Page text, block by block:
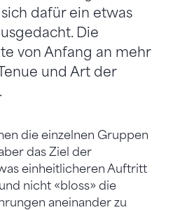
dafür ein etwas
Die
von Anfang an mehr
und Art der
die einzelnen Gruppen
das Ziel der
einheitlicheren Auftritt
nicht «bloss» die
aneinander zu